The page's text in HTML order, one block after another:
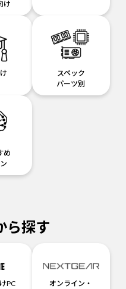
け
スペック
パーツ別
め
ら探す
PC
オンライン・